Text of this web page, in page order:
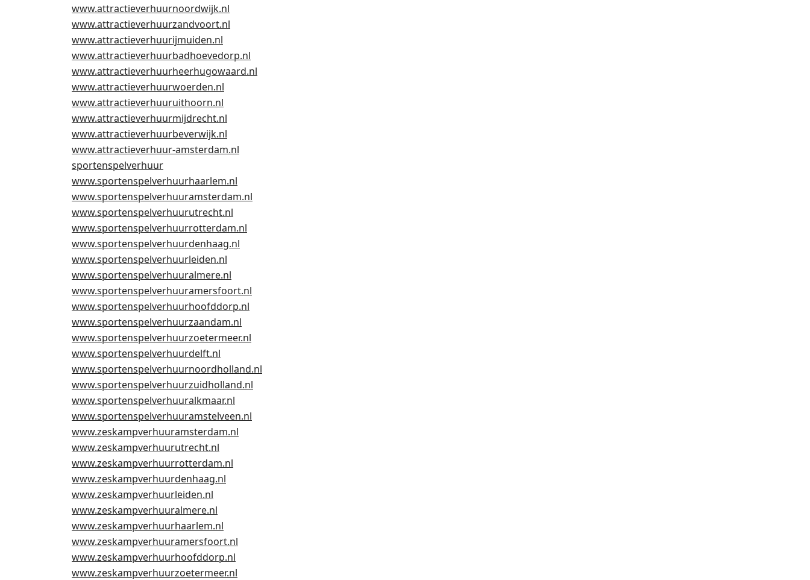
www.attractieverhuurnoordwijk.nl
www.attractieverhuurzandvoort.nl
www.attractieverhuurijmuiden.nl
www.attractieverhuurbadhoevedorp.nl
www.attractieverhuurheerhugowaard.nl
www.attractieverhuurwoerden.nl
www.attractieverhuuruithoorn.nl
www.attractieverhuurmijdrecht.nl
www.attractieverhuurbeverwijk.nl
www.attractieverhuur-amsterdam.nl
sportenspelverhuur
www.sportenspelverhuurhaarlem.nl
www.sportenspelverhuuramsterdam.nl
www.sportenspelverhuurutrecht.nl
www.sportenspelverhuurrotterdam.nl
www.sportenspelverhuurdenhaag.nl
www.sportenspelverhuurleiden.nl
www.sportenspelverhuuralmere.nl
www.sportenspelverhuuramersfoort.nl
www.sportenspelverhuurhoofddorp.nl
www.sportenspelverhuurzaandam.nl
www.sportenspelverhuurzoetermeer.nl
www.sportenspelverhuurdelft.nl
www.sportenspelverhuurnoordholland.nl
www.sportenspelverhuurzuidholland.nl
www.sportenspelverhuuralkmaar.nl
www.sportenspelverhuuramstelveen.nl
www.zeskampverhuuramsterdam.nl
www.zeskampverhuurutrecht.nl
www.zeskampverhuurrotterdam.nl
www.zeskampverhuurdenhaag.nl
www.zeskampverhuurleiden.nl
www.zeskampverhuuralmere.nl
www.zeskampverhuurhaarlem.nl
www.zeskampverhuuramersfoort.nl
www.zeskampverhuurhoofddorp.nl
www.zeskampverhuurzoetermeer.nl